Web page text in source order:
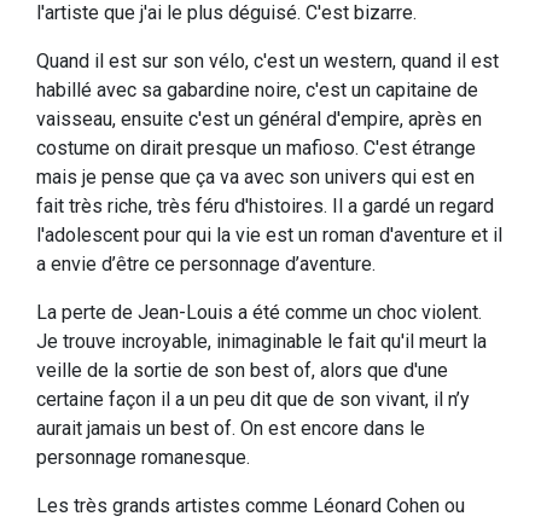
l'artiste que j'ai le plus déguisé. C'est bizarre.
Quand il est sur son vélo, c'est un western, quand il est
habillé avec sa gabardine noire, c'est un capitaine de
vaisseau, ensuite c'est un général d'empire, après en
costume on dirait presque un mafioso. C'est étrange
mais je pense que ça va avec son univers qui est en
fait très riche, très féru d'histoires. Il a gardé un regard
l'adolescent pour qui la vie est un roman d'aventure et il
a envie d’être ce personnage d’aventure.
La perte de Jean-Louis a été comme un choc violent.
Je trouve incroyable, inimaginable le fait qu'il meurt la
veille de la sortie de son best of, alors que d'une
certaine façon il a un peu dit que de son vivant, il n’y
aurait jamais un best of. On est encore dans le
personnage romanesque.
Les très grands artistes comme Léonard Cohen ou